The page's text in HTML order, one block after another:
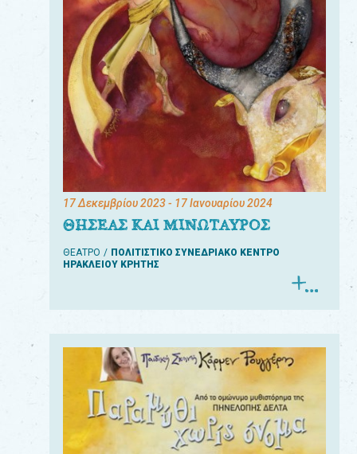
17 Δεκεμβρίου 2023- 17 Ιανουαρίου 2024
ΘΗΣΕΑΣ ΚΑΙ ΜΙΝΩΤΑΥΡΟΣ
ΘΕΑΤΡΟ
ΠΟΛΙΤΙΣΤΙΚΟ ΣΥΝΕΔΡΙΑΚΟ ΚΕΝΤΡΟ
ΗΡΑΚΛΕΙΟΥ ΚΡΗΤΗΣ